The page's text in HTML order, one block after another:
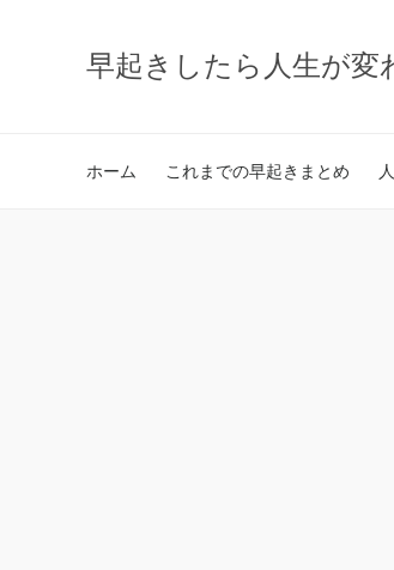
早起きしたら人生が
ホーム これまでの早起きまとめ